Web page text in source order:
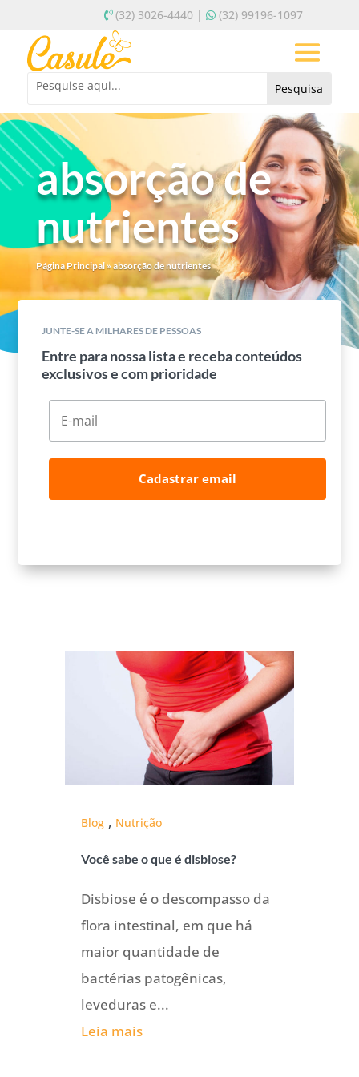
(32) 3026-4440 | (32) 99196-1097
absorção de
nutrientes
Página Principal» absorção de nutrientes
JUNTE-SE A MILHARES DE PESSOAS
Entre para nossa lista e receba conteúdos
exclusivos e com prioridade
Cadastrar email
Blog , Nutrição
Você sabe o que é disbiose?
Disbiose é o descompasso da
flora intestinal, em que há
maior quantidade de
bactérias patogênicas,
leveduras e...
Leia mais